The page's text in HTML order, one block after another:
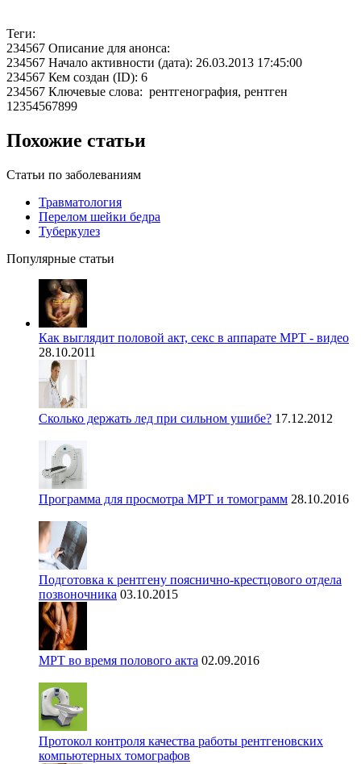
Теги:
234567 Описание для анонса:
234567 Начало активности (дата): 26.03.2013 17:45:00
234567 Кем создан (ID): 6
234567 Ключевые слова: рентгенография, рентген
12354567899
Похожие статьи
Статьи по заболеваниям
Травматология
Перелом шейки бедра
Туберкулез
Популярные статьи
Как выглядит половой акт, секс в аппарате МРТ - видео
28.10.2011
Сколько держать лед при сильном ушибе? 17.12.2012
Программа для просмотра МРТ и томограмм 28.10.2016
Подготовка к рентгену пояснично-крестцового отдела
позвоночника 03.10.2015
МРТ во время полового акта 02.09.2016
Протокол контроля качества работы рентгеновских
компьютерных томографов